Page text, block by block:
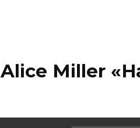
Alice Miller